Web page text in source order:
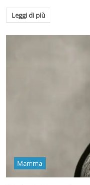
Leggi di più
Mamma